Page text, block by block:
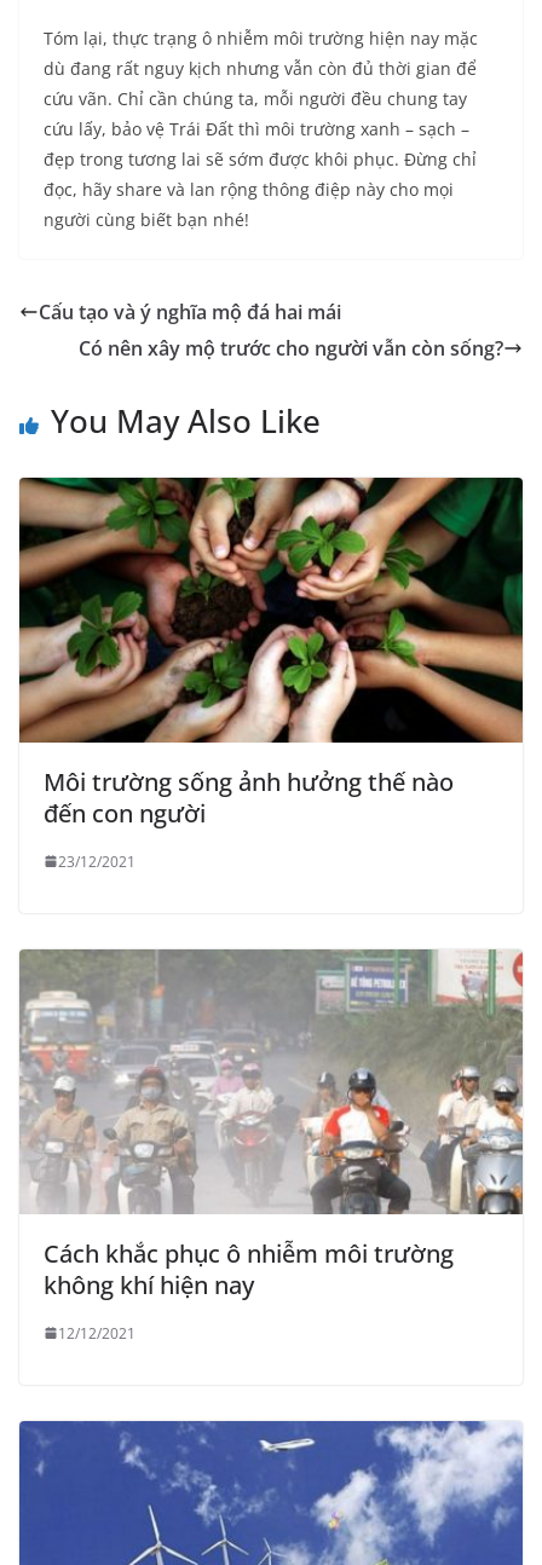
Tóm lại, thực trạng ô nhiễm môi trường hiện nay mặc
dù đang rất nguy kịch nhưng vẫn còn đủ thời gian để
cứu vãn. Chỉ cần chúng ta, mỗi người đều chung tay
cứu lấy, bảo vệ Trái Đất thì môi trường xanh – sạch –
đẹp trong tương lai sẽ sớm được khôi phục. Đừng chỉ
đọc, hãy share và lan rộng thông điệp này cho mọi
người cùng biết bạn nhé!
Cấu tạo và ý nghĩa mộ đá hai mái
Có nên xây mộ trước cho người vẫn còn sống?
You May Also Like
Môi trường sống ảnh hưởng thế nào
đến con người
23/12/2021
Cách khắc phục ô nhiễm môi trường
không khí hiện nay
12/12/2021